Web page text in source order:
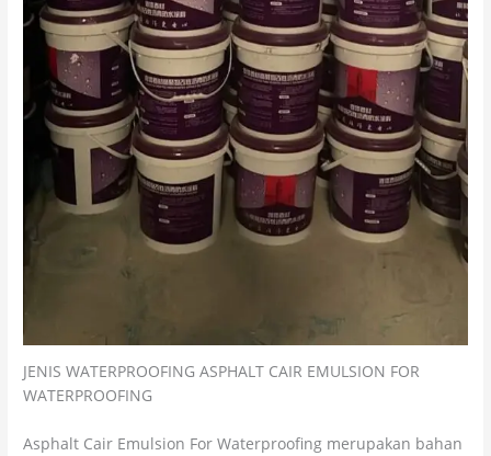
JENIS WATERPROOFING ASPHALT CAIR EMULSION FOR
WATERPROOFING
Asphalt Cair Emulsion For Waterproofing merupakan bahan